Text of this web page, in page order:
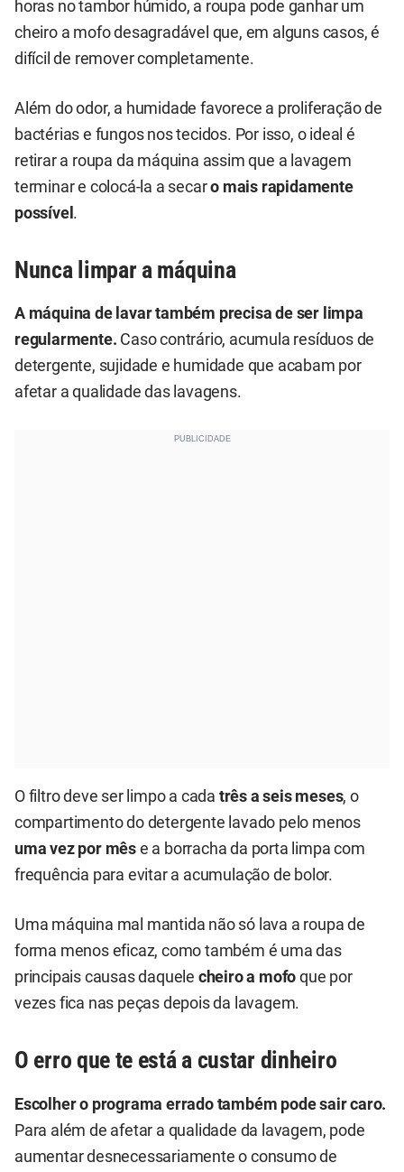
horas no tambor húmido, a roupa pode ganhar um
cheiro a mofo desagradável que, em alguns casos, é
difícil de remover completamente.
Além do odor, a humidade favorece a proliferação de
bactérias e fungos nos tecidos. Por isso, o ideal é
retirar a roupa da máquina assim que a lavagem
terminar e colocá-la a secaro mais rapidamente
possível .
Nunca limpar a máquina
A máquina de lavar também precisa de ser limpa
regularmente. Caso contrário, acumula resíduos de
detergente, sujidade e humidade que acabam por
afetar a qualidade das lavagens.
O filtro deve ser limpo a cada três a seis meses, o
compartimento do detergente lavado pelo menos
uma vez por mês e a borracha da porta limpa com
frequência para evitar a acumulação de bolor.
Uma máquina mal mantida não só lava a roupa de
forma menos eficaz, como também é uma das
principais causas daquele cheiro a mofo que por
vezes fica nas peças depois da lavagem.
O erro que te está a custar dinheiro
Escolher o programa errado também pode sair caro.
Para além de afetar a qualidade da lavagem, pode
aumentar desnecessariamente o consumo de